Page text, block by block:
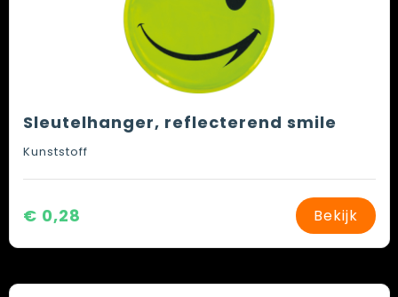
Sleutelhanger, reflecterend smile
Kunststoff
€ 0,28 Bekijk